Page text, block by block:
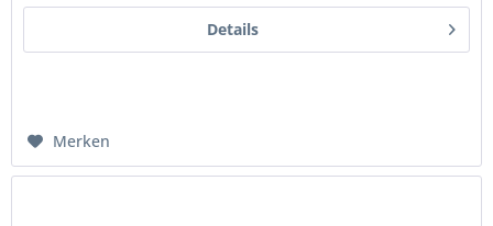
Details
Merken